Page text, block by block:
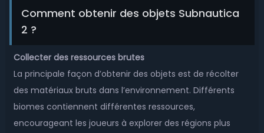
Comment obtenir des objets Subnautica
2 ?
Collecter des ressources brutes
La principale façon d’obtenir des objets est de récolter
des matériaux bruts dans l’environnement. Différents
biomes contiennent différentes ressources,
encourageant les joueurs à explorer des régions plus